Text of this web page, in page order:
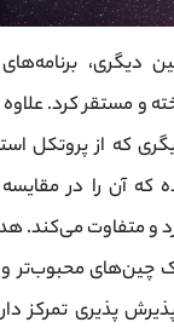
که از پروتکل
که آن را در
و متفاوت می‌کند.
چین‌های محبوب‌تر
پذیری تمرکز